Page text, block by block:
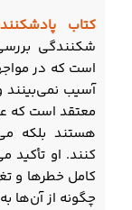
کتاب
شکنندگی
است که در
آسیب
معتقد است که
هستند بلکه
کنند. او تأکید
کامل خطرها و
چگونه از آن‌ها